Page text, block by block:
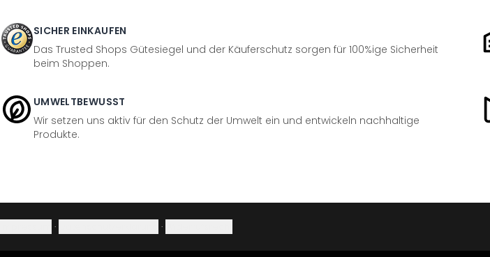
SICHER EINKAUFEN
Das Trusted Shops Gütesiegel und der Käuferschutz sorgen für 100%ige Sicherheit
beim Shoppen.
UMWELTBEWUSST
Wir setzen uns aktiv für den Schutz der Umwelt ein und entwickeln nachhaltige
Produkte.
· ·